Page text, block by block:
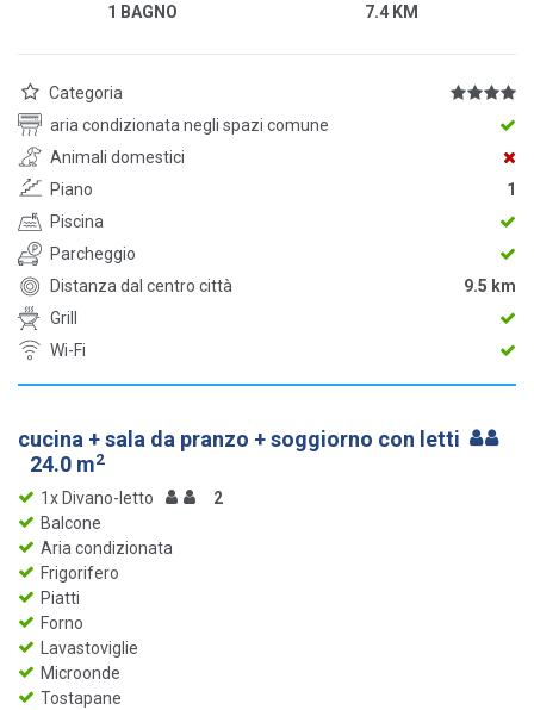
1 BAGNO 7.4 KM
Categoria
aria condizionata negli spazi comune
Animali domestici
Piano
1
Piscina
Parcheggio
Distanza dal centro città
9.5 km
Grill
Wi-Fi
cucina + sala da pranzo + soggiorno con letti
24.0 m2
1x Divano-letto
2
Balcone
Aria condizionata
Frigorifero
Piatti
Forno
Lavastoviglie
Microonde
Tostapane